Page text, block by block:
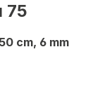
75
cm, 6 mm